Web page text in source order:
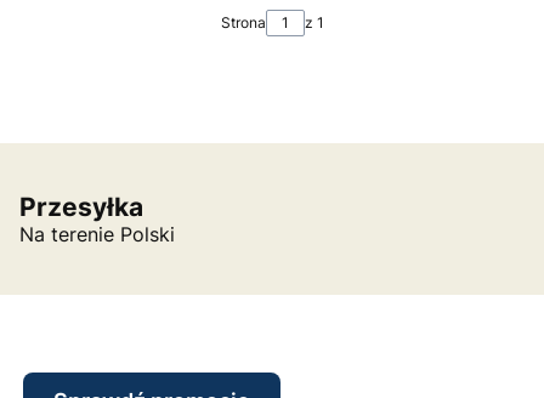
Strona z 1
Przesyłka
Na terenie Polski